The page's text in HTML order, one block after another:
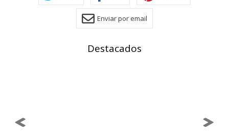
Enviar por email
Destacados
GUARDAR CONFIGURACIÓN
Puedes volver a configurar tus cookies desde la sección